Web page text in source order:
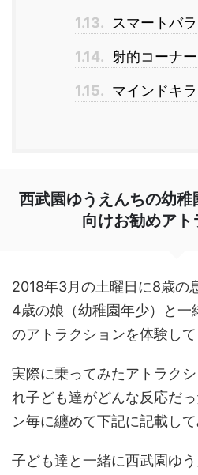
1.13. スマートバ
1.14. 射的コーナー
1.15. マインドキ
西武園ゆうえんちの幼
向けお勧めアト
2018年3月の土曜日に8歳の
4歳の娘（幼稚園年少）と一
のアトラクションを体験して
実際に乗ってみたアトラク
れ子ども達がどんな反応だ
ン毎に纏めて下記に記載して
子ども達と一緒に西武園ゆ